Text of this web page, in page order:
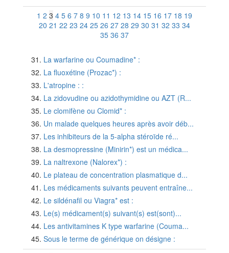
1 2 3 4 5 6 7 8 9 10 11 12 13 14 15 16 17 18 19
20 21 22 23 24 25 26 27 28 29 30 31 32 33 34
35 36 37
La warfarine ou Coumadine* :
La fluoxétine (Prozac*) :
L'atropine : :
La zidovudine ou azidothymidine ou AZT (R...
Le clomifène ou Clomid* :
Un malade quelques heures après avoir déb...
Les inhibiteurs de la 5-alpha stéroïde ré...
La desmopressine (Minirin*) est un médica...
La naltrexone (Nalorex*) :
Le plateau de concentration plasmatique d...
Les médicaments suivants peuvent entraîne...
Le sildénafil ou Viagra* est :
Le(s) médicament(s) suivant(s) est(sont)...
Les antivitamines K type warfarine (Couma...
Sous le terme de générique on désigne :